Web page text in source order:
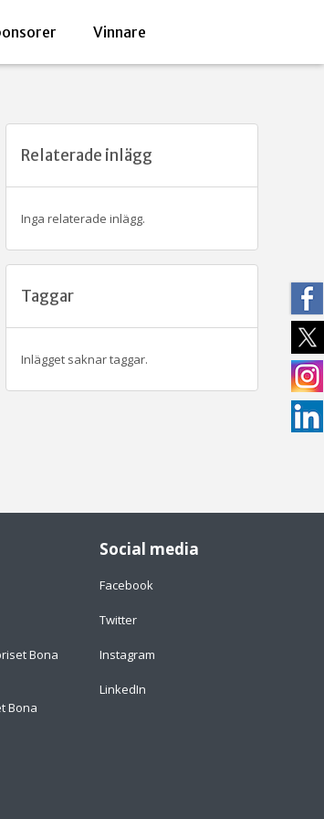
Vinnare
Relaterade inlägg
Inga relaterade inlägg.
Taggar
Inlägget saknar taggar.
Bona
Bona
Social media
Facebook
Twitter
Instagram
LinkedIn